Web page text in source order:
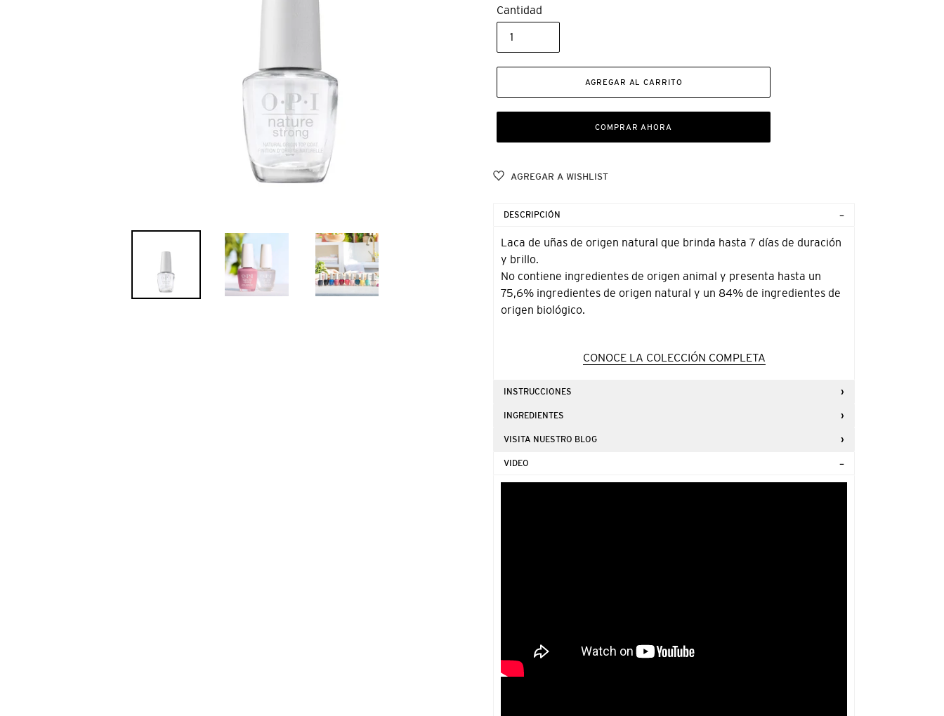
Cantidad
AGREGAR AL CARRITO
COMPRAR AHORA
AGREGAR A WISHLIST
tu
carrito
de
compra
DESCRIPCIÓN
Laca de uñas de origen natural que brinda hasta 7 días de duración
y brillo.
No contiene ingredientes de origen animal y presenta hasta un
75,6% ingredientes de origen natural y un 84% de ingredientes de
origen biológico.
CONOCE LA COLECCIÓN COMPLETA
INSTRUCCIONES
INGREDIENTES
VISITA NUESTRO BLOG
VIDEO